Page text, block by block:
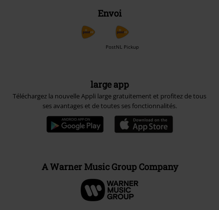
Envoi
PostNL Pickup
large app
Téléchargez la nouvelle Appli large gratuitement et profitez de tous
ses avantages et de toutes ses fonctionnalités.
A Warner Music Group Company